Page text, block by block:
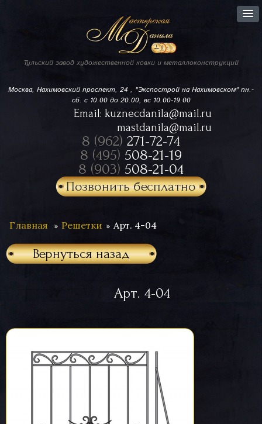
Тульский завод художественной ковки и металлоконструкций
Москва, Нахимовский проспект, 24 , "Экспострой на Нахимовском"пн.-
сб. с 10.00 до 20.00, вс 10.00-19.00
Email: kuznecdanila@mail.ru
mastdanila@mail.ru
8 (962) 271-72-74
8 (495) 508-21-19
8 (903) 508-21-04
Позвонить бесплатно
Главная Решетки Арт. 4-04
Вернуться назад
Арт. 4-04